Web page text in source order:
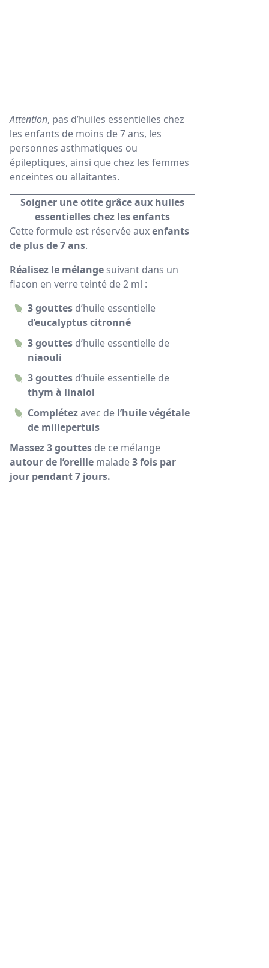
Attention, pas d’huiles essentielles chez
les enfants de moins de 7 ans, les
personnes asthmatiques ou
épileptiques, ainsi que chez les femmes
enceintes ou allaitantes.
Soigner une otite grâce aux huiles
essentielles chez les enfants
Cette formule est réservée auxenfants
de plus de 7 ans.
Réalisez le mélange suivant dans un
flacon en verre teinté de 2 ml :
3 gouttes d’huile essentielle
d’eucalyptus citronné
3 gouttes d’huile essentielle de
niaouli
3 gouttes d’huile essentielle de
thym à linalol
Complétezavec de l’huile végétale
de millepertuis
Massez 3 gouttes de ce mélange
autour de l’oreille malade3 fois par
jour pendant 7 jours.